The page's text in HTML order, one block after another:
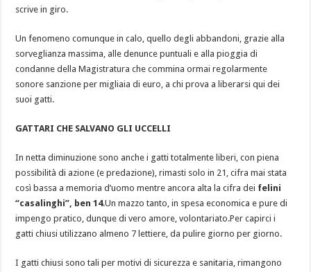
scrive in giro.
Un fenomeno comunque in calo, quello degli abbandoni, grazie alla
sorveglianza massima, alle denunce puntuali e alla pioggia di
condanne della Magistratura che commina ormai regolarmente
sonore sanzione per migliaia di euro, a chi prova a liberarsi qui dei
suoi gatti.
GATTARI CHE SALVANO GLI UCCELLI
In netta diminuzione sono anche i gatti totalmente liberi, con piena
possibilità di azione (e predazione), rimasti solo in 21, cifra mai stata
così bassa a memoria d’uomo mentre ancora alta la cifra dei felini
“casalinghi”, ben 14.Un mazzo tanto, in spesa economica e pure di
impengo pratico, dunque di vero amore, volontariato.Per capirci i
gatti chiusi utilizzano almeno 7 lettiere, da pulire giorno per giorno.
I gatti chiusi sono tali per motivi di sicurezza e sanitaria, rimangono